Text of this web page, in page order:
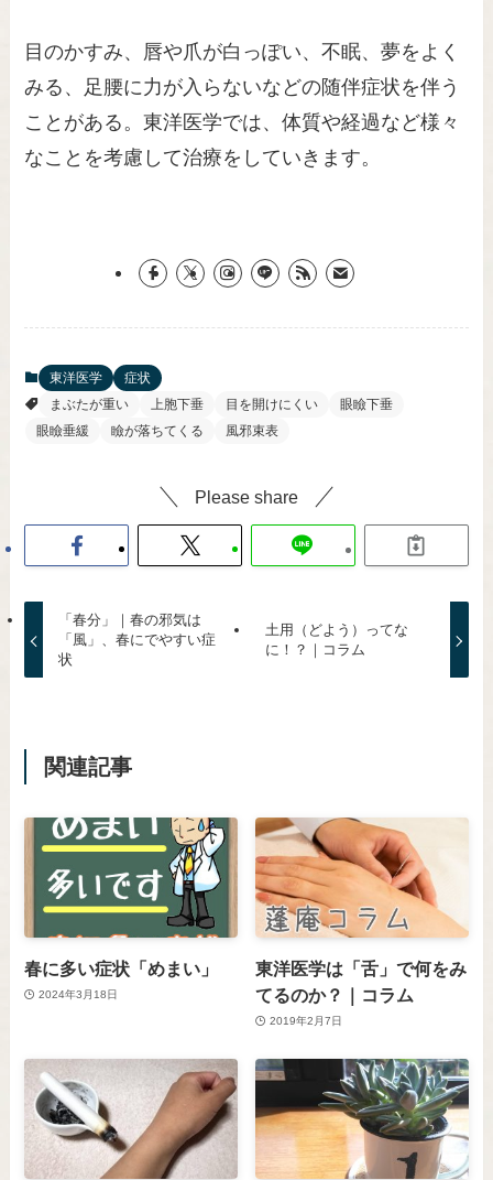
目のかすみ、唇や爪が白っぽい、不眠、夢をよく
みる、足腰に力が入らないなどの随伴症状を伴う
ことがある。東洋医学では、体質や経過など様々
なことを考慮して治療をしていきます。
東洋医学
症状
まぶたが重い
上胞下垂 目を開けにくい
眼瞼下垂
眼瞼垂緩
瞼が落ちてくる 風邪束表
Please share
「春分」｜春の邪気は
「風」、春にでやすい症
状
土用（どよう）ってな
に！？｜コラム
関連記事
春に多い症状「めまい」
2024年3月18日
東洋医学は「舌」で何をみ
てるのか？｜コラム
2019年2月7日